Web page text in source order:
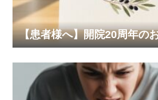
【患者様へ】開院20周年の